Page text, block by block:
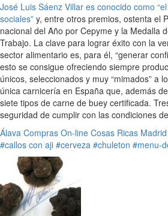
José Luis Sáenz Villar es conocido como
sociales” y, entre otros premios, ostenta el
nacional del Año por Cepyme y la Medalla
Trabajo. La clave para lograr éxito con la
sector alimentario es, para él, “generar
esto se consigue ofreciendo siempre
únicos, seleccionados y muy “mimados” a
única carnicería en España que, además
siete tipos de carne de buey certificada.
seguridad de cumplir con las condiciones
Álava Compras On-line Cosas Ricas Madrid
#callos con aji #cerveza #chuleton #menu-